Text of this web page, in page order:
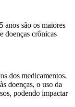
anos são os maiores
doenças crônicas
dos medicamentos.
doenças, o uso da
podendo impactar